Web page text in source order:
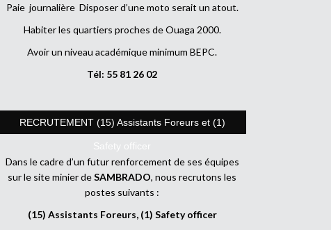
Paie journalière Disposer d’une moto serait un atout.
Habiter les quartiers proches de Ouaga 2000.
Avoir un niveau académique minimum BEPC.
Tél: 55 81 26 02
RECRUTEMENT (15) Assistants Foreurs et (1)
Safety officer
Dans le cadre d’un futur renforcement de ses équipes
sur le site minier deSAMBRADO, nous recrutons les
postes suivants :
(15) Assistants Foreurs, (1) Safety officer